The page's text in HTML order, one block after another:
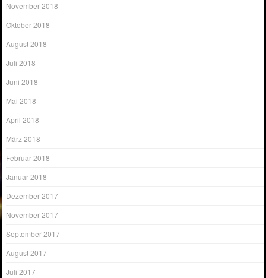
November 2018
Oktober 2018
August 2018
Juli 2018
Juni 2018
Mai 2018
April 2018
März 2018
Februar 2018
Januar 2018
Dezember 2017
November 2017
September 2017
August 2017
Juli 2017